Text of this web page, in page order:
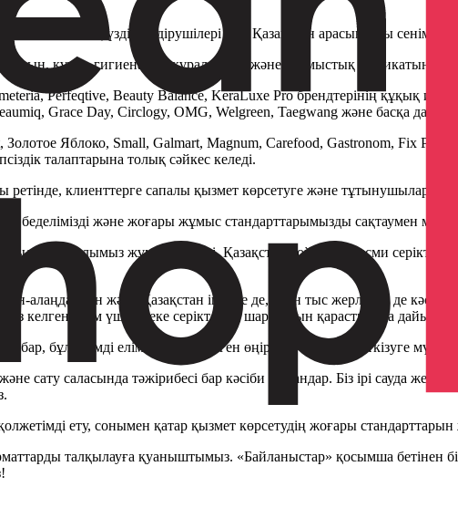
Азияның үздік өндірушілері мен Қазақстан арасындағы сенімді
күтім, гигиеналық құралдарын және тұрмыстық химикатын
Perfeqtive, Beauty Balance, KeraLuxe Pro брендтерінің құқық
Grace Day, Circlogy, OMG, Welgreen, Taegwang және басқа да
Золотое Яблоко, Small, Galmart, Magnum, Carefood, Gastronom, Fix
талаптарына толық сәйкес келеді.
ретінде, клиенттерге сапалы қызмет көрсетуге және
беделімізді және жоғары жұмыс стандарттарымызды сақтаумен
филиалымыз жұмыс істейді. Қазақстан бойынша ресми
алаңдармен және Қазақстан ішінде де, одан тыс жерлерде де
келген адам үшін жеке серіктестік шарттарын қарастыруға дайынбыз.
бұл өнімді еліміздің кез келген өңіріне уақтылы жеткізуге
сату саласында тәжірибесі бар кәсіби мамандар. Біз ірі сауда
ету, сонымен қатар қызмет көрсетудің жоғары стандарттарын
талқылауға қуаныштымыз. «Байланыстар» қосымша бетінен